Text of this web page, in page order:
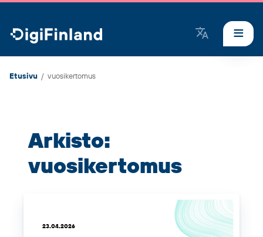
DigiFinland
Etusivu / vuosikertomus
Arkisto:
vuosikertomus
23.04.2026